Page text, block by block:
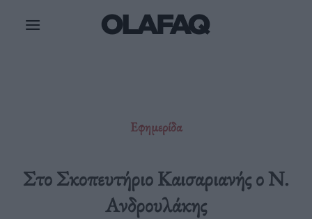
Εφημερίδα
Στο Σκοπευτήριο Καισαριανής ο Ν.
Ανδρουλάκης